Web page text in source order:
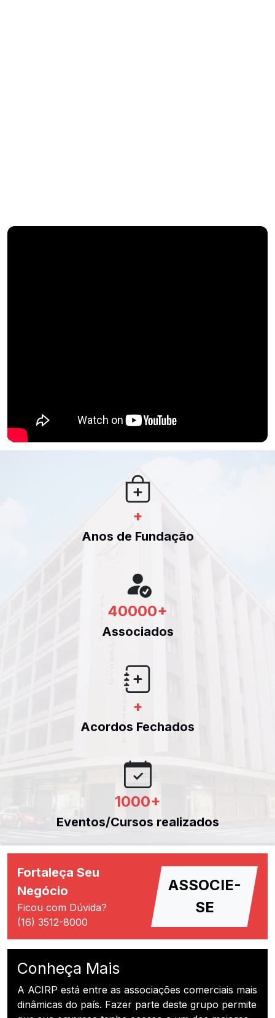
+
Anos de Fundação
40000+
Associados
+
Acordos Fechados
1000+
Eventos/Cursos realizados
Fortaleça Seu
Negócio
Ficou com Dúvida?
(16) 3512-8000
ASSOCIE-
SE
Conheça Mais
A ACIRP está entre as associações comerciais mais
dinâmicas do país. Fazer parte deste grupo permite